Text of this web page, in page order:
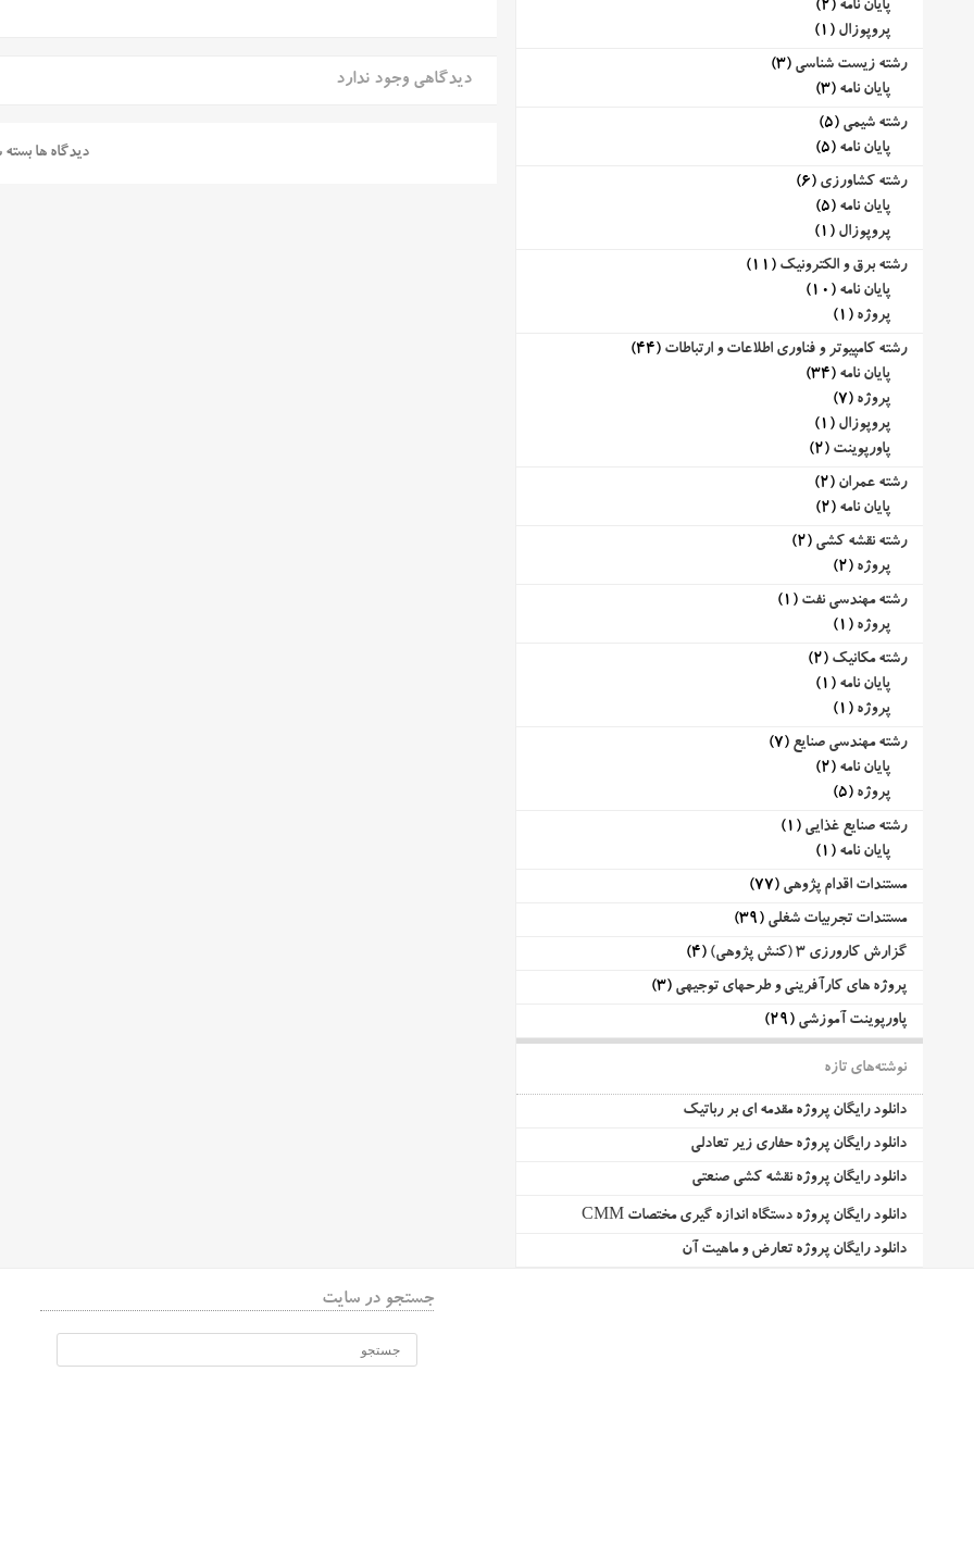
دیدگاهی وجود ندارد
دیدگاه ها
پایان نامه (2)
پروپوزال (1)
رشته زیست شناسی (3)
پایان نامه (3)
رشته شیمی (5)
پایان نامه (5)
رشته کشاورزی (6)
پایان نامه (5)
پروپوزال (1)
رشته برق و الکترونیک (11)
پایان نامه (10)
پروژه (1)
رشته کامپیوتر و فناوری اطلاعات و ارتباطات (44)
پایان نامه (34)
پروژه (7)
پروپوزال (1)
پاورپوینت (2)
رشته عمران (2)
پایان نامه (2)
رشته نقشه کشی (2)
پروژه (2)
رشته مهندسی نفت (1)
پروژه (1)
رشته مکانیک (2)
پایان نامه (1)
پروژه (1)
رشته مهندسی صنایع (7)
پایان نامه (2)
پروژه (5)
رشته صنایع غذایی (1)
پایان نامه (1)
مستندات اقدام پژوهی (77)
مستندات تجربیات شغلی (39)
گزارش کارورزی 3 (کنش پژوهی)
(4)
پروژه های کارآفرینی و طرحهای توجیهی (3)
پاورپوینت آموزشی (29)
نوشته‌های تازه
دانلود رایگان پروژه مقدمه ای بر رباتیک
دانلود رایگان پروژه حفاری زیر تعادلی
دانلود رایگان پروژه نقشه کشی صنعتی
دانلود رایگان پروژه دستگاه اندازه گیری مختصات CMM
دانلود رایگان پروژه تعارض و ماهیت آن
جستجو در سایت